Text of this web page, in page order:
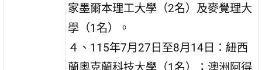
家墨爾本理工大學（2名）及麥覺理大
學（1名）。
４、115年7月27日至8月14日：紐西